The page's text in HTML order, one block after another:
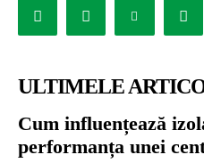
ULTIMELE
Cum influențează
performanța unei